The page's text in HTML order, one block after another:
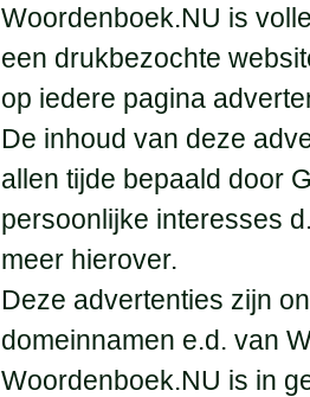
Woordenboek.NU is
een drukbezochte
op iedere pagina
De inhoud van deze
allen tijde bepaald door
persoonlijke interesses
meer hierover.
Deze advertenties zijn
domeinnamen e.d. van
Woordenboek.NU is in